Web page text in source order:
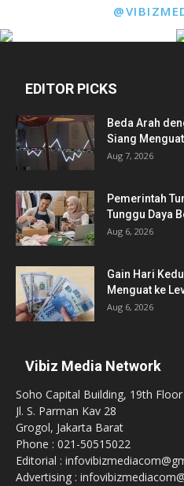
EDITOR PICKS
Beda Arah
Siang
Aug 7, 2026
Pemerintah
Tunggu Daya
Aug 6, 2026
Gain Hari
Menguat ke
Aug 6, 2026
Vibiz Media Network
Soho Capital Building, 19th Floor
Jl. S. Parman Kav 28
Grogol, Jakarta Barat
Phone : 021-50515022
Editorial :
Advertising :